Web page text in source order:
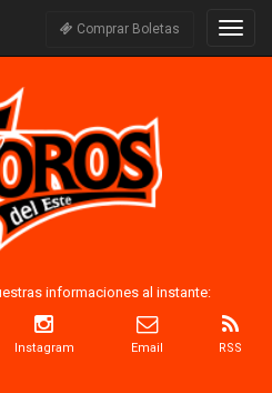
Comprar Boletas
informaciones al instante:
Instagram Email RSS